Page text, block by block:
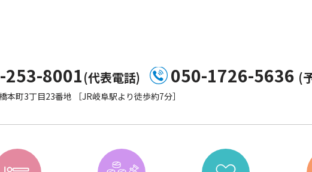
253-8001(代表電話) 050-1726-5636 (
本町3丁目23番地 ［JR岐阜駅より徒歩約7分］